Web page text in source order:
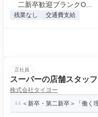
二新卒歓迎ブランクO...
残業なし 交通費支給
正社員
スーパーの店舗スタッフ
株式会社タイヨー
＜新卒・第二新卒＞「働く